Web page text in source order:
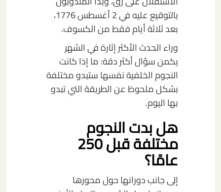
بالتوقيع عليه في 2 أغسطس 1776،
بعد ثلاثة أيام فقط من الكسوف.
وراء الحدث الأكثر إثارة في الشهر
يكمن سؤال أكثر دقة: ما إذا كانت
النجوم الخلفية نفسها ستبدو مختلفة
بشكل ملحوظ عن الطريقة التي تبدو
بها اليوم.
هل بدت النجوم
مختلفة قبل 250
عامًا؟
إلى جانب دورانها حول محورها